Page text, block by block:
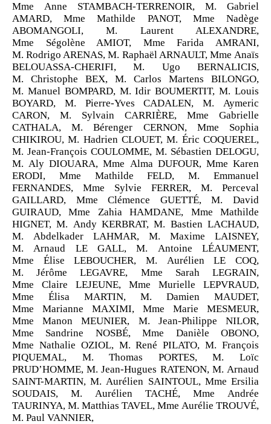
Mme Anne STAMBACH-TERRENOIR, M. Gabriel
AMARD, Mme Mathilde PANOT, Mme Nadège
ABOMANGOLI, M. Laurent ALEXANDRE,
Mme Ségolène AMIOT, Mme Farida AMRANI,
M. Rodrigo ARENAS, M. Raphaël ARNAULT, Mme Anaïs
BELOUASSA-CHERIFI, M. Ugo BERNALICIS,
M. Christophe BEX, M. Carlos Martens BILONGO,
M. Manuel BOMPARD, M. Idir BOUMERTIT, M. Louis
BOYARD, M. Pierre-Yves CADALEN, M. Aymeric
CARON, M. Sylvain CARRIÈRE, Mme Gabrielle
CATHALA, M. Bérenger CERNON, Mme Sophia
CHIKIROU, M. Hadrien CLOUET, M. Éric COQUEREL,
M. Jean-François COULOMME, M. Sébastien DELOGU,
M. Aly DIOUARA, Mme Alma DUFOUR, Mme Karen
ERODI, Mme Mathilde FELD, M. Emmanuel
FERNANDES, Mme Sylvie FERRER, M. Perceval
GAILLARD, Mme Clémence GUETTÉ, M. David
GUIRAUD, Mme Zahia HAMDANE, Mme Mathilde
HIGNET, M. Andy KERBRAT, M. Bastien LACHAUD,
M. Abdelkader LAHMAR, M. Maxime LAISNEY,
M. Arnaud LE GALL, M. Antoine LÉAUMENT,
Mme Élise LEBOUCHER, M. Aurélien LE COQ,
M. Jérôme LEGAVRE, Mme Sarah LEGRAIN,
Mme Claire LEJEUNE, Mme Murielle LEPVRAUD,
Mme Élisa MARTIN, M. Damien MAUDET,
Mme Marianne MAXIMI, Mme Marie MESMEUR,
Mme Manon MEUNIER, M. Jean-Philippe NILOR,
Mme Sandrine NOSBÉ, Mme Danièle OBONO,
Mme Nathalie OZIOL, M. René PILATO, M. François
PIQUEMAL, M. Thomas PORTES, M. Loïc
PRUD’HOMME, M. Jean-Hugues RATENON, M. Arnaud
SAINT-MARTIN, M. Aurélien SAINTOUL, Mme Ersilia
SOUDAIS, M. Aurélien TACHÉ, Mme Andrée
TAURINYA, M. Matthias TAVEL, Mme Aurélie TROUVÉ,
M. Paul VANNIER,